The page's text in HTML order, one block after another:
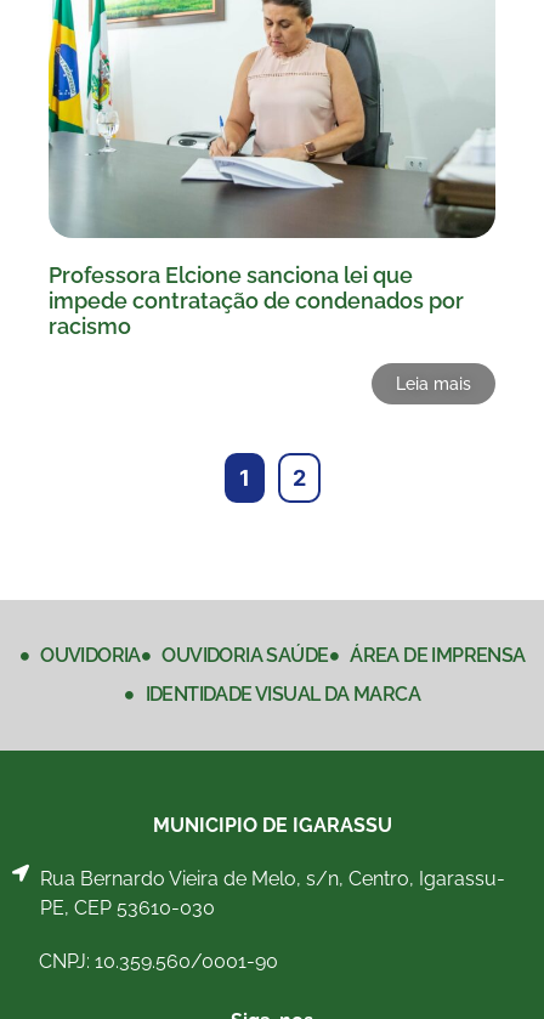
Professora Elcione sanciona lei que
impede contratação de condenados por
racismo
Leia mais
1 2
OUVIDORIA OUVIDORIA SAÚDE
ÁREA DE IMPRENSA
IDENTIDADE VISUAL DA MARCA
MUNICIPIO DE IGARASSU
Rua Bernardo Vieira de Melo, s/n, Centro, Igarassu-
PE, CEP 53610-030
CNPJ: 10.359.560/0001-90